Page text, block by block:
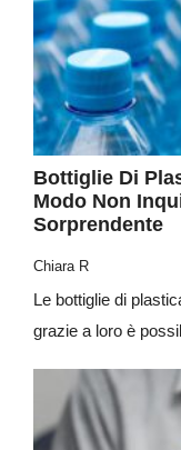
Bottiglie Di
Modo Non
Sorprendente
Chiara R
Le bottiglie di
grazie a loro è